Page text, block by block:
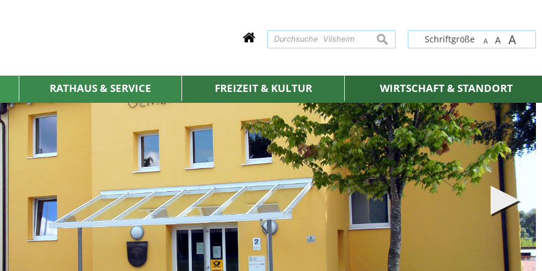
Schriftgröße A A A
suchen
RATHAUS & SERVICE FREIZEIT & KULTUR WIRTSCHAFT & STANDORT